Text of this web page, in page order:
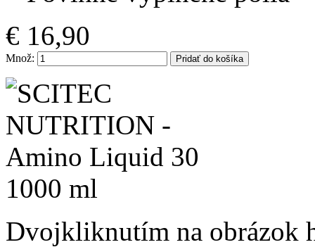
€ 16,90
Množ: Pridať do košíka
Dvojkliknutím na obrázok